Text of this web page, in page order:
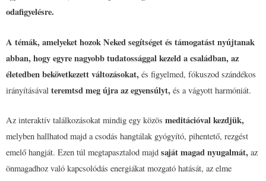
odafigyelésre.
A témák, amelyeket hozok Neked segítséget és támogatást nyújtanak
abban, hogy egyre nagyobb tudatossággal kezeld a családban, az
életedben bekövetkezett változásokat, és figyelmed, fókuszod szándékos
irányításával teremtsd meg újra az egyensúlyt, és a vágyott harmóniát.
Az interaktív találkozásokat mindig egy közös meditációval kezdjük,
melyben hallhatod majd a csodás hangtálak gyógyító, pihentető, rezgést
emelő hangját. Ezen túl megtapasztalod majd saját magad nyugalmát, az
önmagadhoz való kapcsolódás energiákat mozgató hatását, az elme